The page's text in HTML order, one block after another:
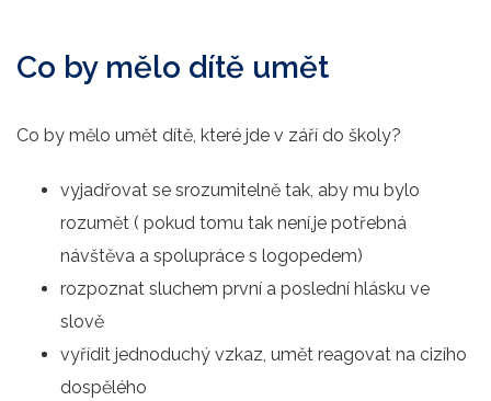
Co by mělo dítě umět
Co by mělo umět dítě, které jde v září do školy?
vyjadřovat se srozumitelně tak, aby mu bylo
rozumět ( pokud tomu tak není,je potřebná
návštěva a spolupráce s logopedem)
rozpoznat sluchem první a poslední hlásku ve
slově
vyřídit jednoduchý vzkaz, umět reagovat na cizího
dospělého